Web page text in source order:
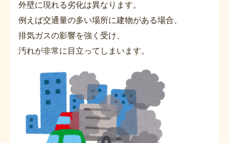
外壁に現れる劣化は異なります。
例えば交通量の多い場所に建物がある場合、
排気ガスの影響を強く受け、
汚れが非常に目立ってしまいます。